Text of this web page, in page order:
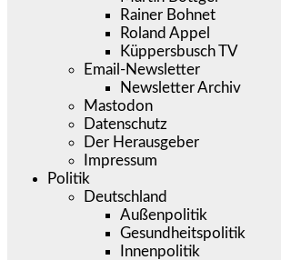
Rainer Bohnet
Roland Appel
Küppersbusch TV
Email-Newsletter
Newsletter Archiv
Mastodon
Datenschutz
Der Herausgeber
Impressum
Politik
Deutschland
Außenpolitik
Gesundheitspolitik
Innenpolitik